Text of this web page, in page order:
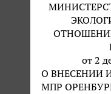
от 2
О ВНЕСЕНИИ
МПР